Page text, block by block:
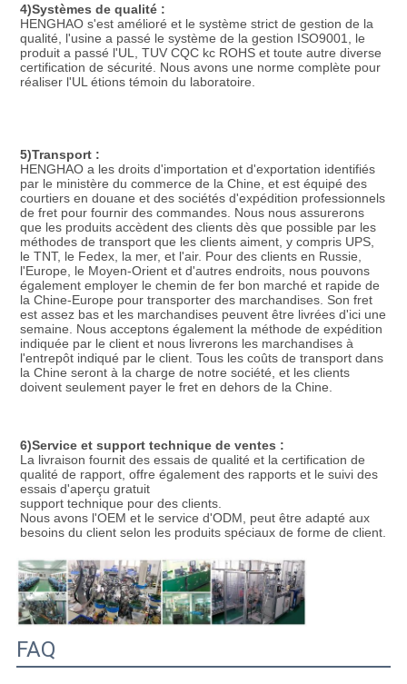
4)Systèmes de qualité :
HENGHAO s'est amélioré et le système strict de gestion de la
qualité, l'usine a passé le système de la gestion ISO9001, le
produit a passé l'UL, TUV CQC kc ROHS et toute autre diverse
certification de sécurité. Nous avons une norme complète pour
réaliser l'UL étions témoin du laboratoire.
5)Transport :
HENGHAO a les droits d'importation et d'exportation identifiés
par le ministère du commerce de la Chine, et est équipé des
courtiers en douane et des sociétés d'expédition professionnels
de fret pour fournir des commandes. Nous nous assurerons
que les produits accèdent des clients dès que possible par les
méthodes de transport que les clients aiment, y compris UPS,
le TNT, le Fedex, la mer, et l'air. Pour des clients en Russie,
l'Europe, le Moyen-Orient et d'autres endroits, nous pouvons
également employer le chemin de fer bon marché et rapide de
la Chine-Europe pour transporter des marchandises. Son fret
est assez bas et les marchandises peuvent être livrées d'ici une
semaine. Nous acceptons également la méthode de expédition
indiquée par le client et nous livrerons les marchandises à
l'entrepôt indiqué par le client. Tous les coûts de transport dans
la Chine seront à la charge de notre société, et les clients
doivent seulement payer le fret en dehors de la Chine.
6)Service et support technique de ventes :
La livraison fournit des essais de qualité et la certification de
qualité de rapport, offre également des rapports et le suivi des
essais d'aperçu gratuit
support technique pour des clients.
Nous avons l'OEM et le service d'ODM, peut être adapté aux
besoins du client selon les produits spéciaux de forme de client.
FAQ